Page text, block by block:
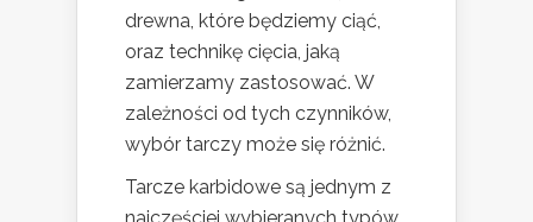
drewna, które będziemy ciąć,
oraz technikę cięcia, jaką
zamierzamy zastosować. W
zależności od tych czynników,
wybór tarczy może się różnić.
Tarcze karbidowe są jednym z